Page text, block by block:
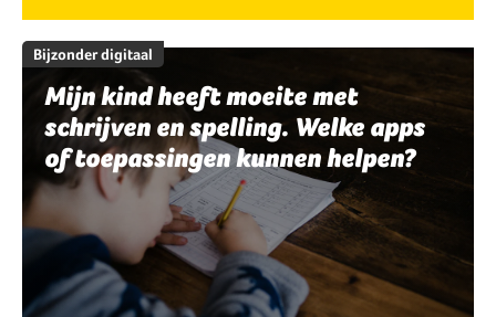
Bijzonder digitaal
Mijn kind heeft moeite met
schrijven en spelling. Welke apps
of toepassingen kunnen helpen?